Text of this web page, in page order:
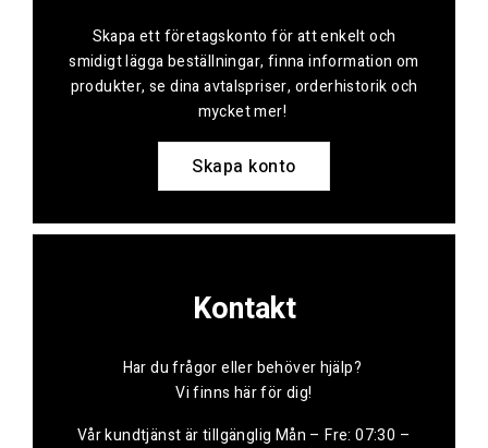
Skapa ett företagskonto för att enkelt och
smidigt lägga beställningar, finna information om
produkter, se dina avtalspriser, orderhistorik och
mycket mer!
Skapa konto
Kontakt
Har du frågor eller behöver hjälp?
Vi finns här för dig!
Vår kundtjänst är tillgänglig Mån – Fre: 07:30 –